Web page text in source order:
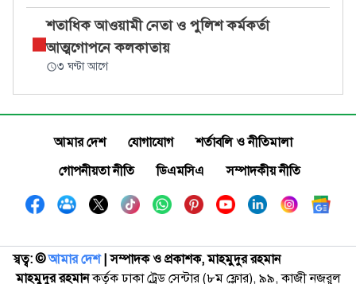
শতাধিক আওয়ামী নেতা ও পুলিশ কর্মকর্তা
আত্মগোপনে কলকাতায়
৩ ঘণ্টা আগে
আমার দেশ যোগাযোগ
শর্তাবলি ও নীতিমালা
গোপনীয়তা নীতি
ডিএমসিএ সম্পাদকীয় নীতি
স্বত্ব: ©️আমার দেশ| সম্পাদক ও প্রকাশক, মাহমুদুর রহমান
মাহমুদুর রহমানকর্তৃক ঢাকা ট্রেড সেন্টার (৮ম ফ্লোর), ৯৯, কাজী নজরুল